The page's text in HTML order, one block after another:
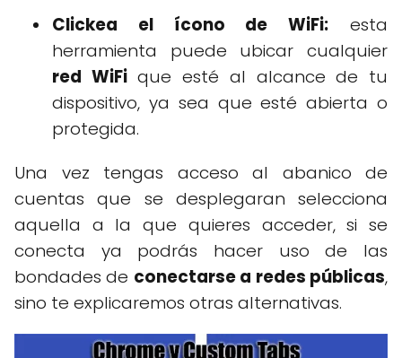
Clickea el ícono de WiFi: esta
herramienta puede ubicar cualquier
red WiFique esté al alcance de tu
dispositivo, ya sea que esté abierta o
protegida.
Una vez tengas acceso al abanico de
cuentas que se desplegaran selecciona
aquella a la que quieres acceder, si se
conecta ya podrás hacer uso de las
bondades de conectarse a redes públicas,
sino te explicaremos otras alternativas.